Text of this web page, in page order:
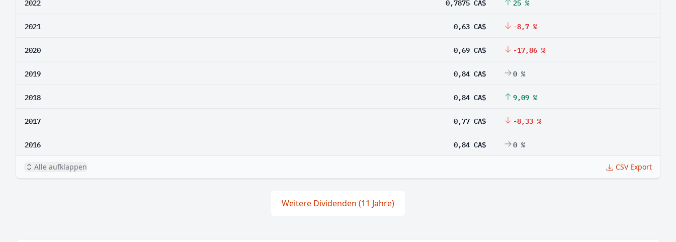
2021 0,63 CA$ -8,7 %
2020 0,69 CA$ -17,86 %
2019 0,84 CA$ 0 %
2018 0,84 CA$ 9,09 %
2017 0,77 CA$ -8,33 %
2016 0,84 CA$ 0 %
Alle aufklappen CSV Export
Weitere Dividenden (11 Jahre)